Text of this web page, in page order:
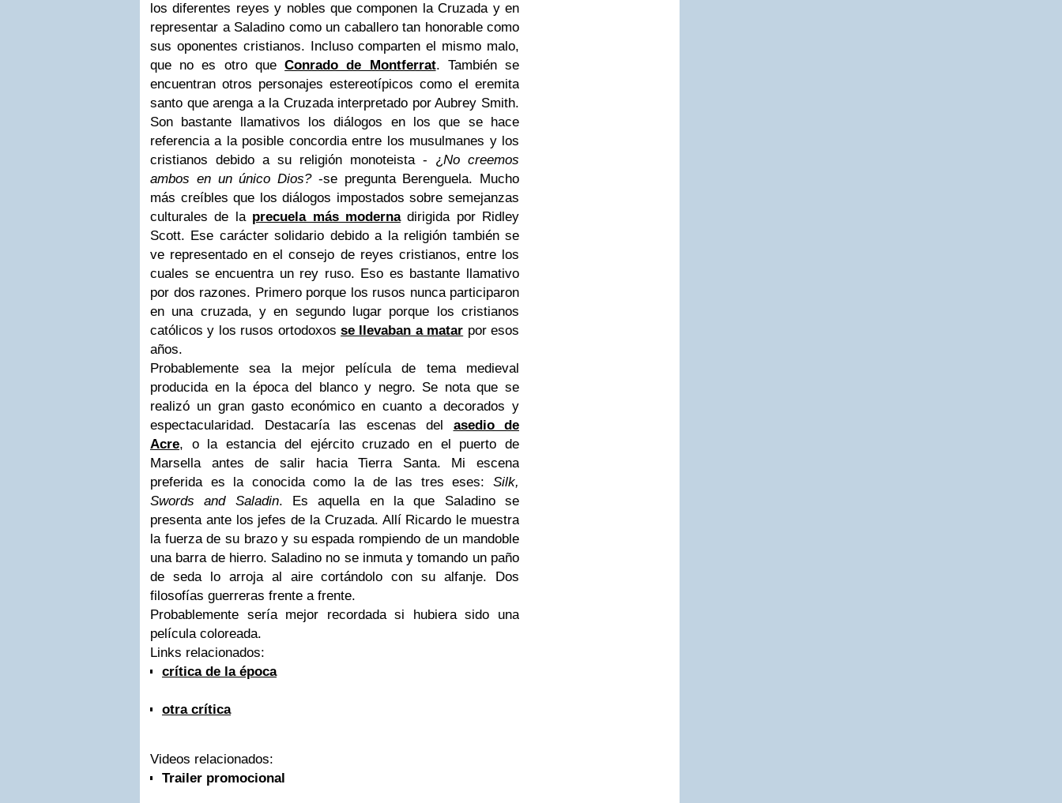
los diferentes reyes y nobles que componen la Cruzada y en
representar a Saladino como un caballero tan honorable como
sus oponentes cristianos. Incluso comparten el mismo malo,
que no es otro queConrado de Montferrat. También se
encuentran otros personajes estereotípicos como el eremita
santo que arenga a la Cruzada interpretado por Aubrey Smith.
Son bastante llamativos los diálogos en los que se hace
referencia a la posible concordia entre los musulmanes y los
cristianos debido a su religión monoteista - ¿No creemos
ambos en un único Dios? -se pregunta Berenguela. Mucho
más creíbles que los diálogos impostados sobre semejanzas
culturales de la precuela más modernadirigida por Ridley
Scott. Ese carácter solidario debido a la religión también se
ve representado en el consejo de reyes cristianos, entre los
cuales se encuentra un rey ruso. Eso es bastante llamativo
por dos razones. Primero porque los rusos nunca participaron
en una cruzada, y en segundo lugar porque los cristianos
católicos y los rusos ortodoxos se llevaban a matar por esos
años.
Probablemente sea la mejor película de tema medieval
producida en la época del blanco y negro. Se nota que se
realizó un gran gasto económico en cuanto a decorados y
espectacularidad. Destacaría las escenas del asedio de
Acre, o la estancia del ejército cruzado en el puerto de
Marsella antes de salir hacia Tierra Santa. Mi escena
preferida es la conocida como la de las tres eses: Silk,
Swords and Saladin. Es aquella en la que Saladino se
presenta ante los jefes de la Cruzada. Allí Ricardo le muestra
la fuerza de su brazo y su espada rompiendo de un mandoble
una barra de hierro. Saladino no se inmuta y tomando un paño
de seda lo arroja al aire cortándolo con su alfanje. Dos
filosofías guerreras frente a frente.
Probablemente sería mejor recordada si hubiera sido una
película coloreada.
Links relacionados:
crítica de la época
otra crítica
Videos relacionados:
Trailer promocional